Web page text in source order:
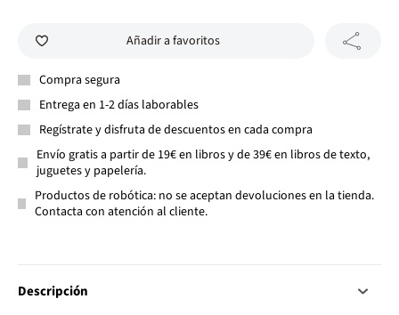
Añadir a favoritos
Compra segura
Entrega en 1-2 días laborables
Regístrate y disfruta de descuentos en cada compra
Envío gratis a partir de 19€ en libros y de 39€ en libros de texto,
juguetes y papelería.
Productos de robótica: no se aceptan devoluciones en la tienda.
Contacta con atención al cliente.
Descripción